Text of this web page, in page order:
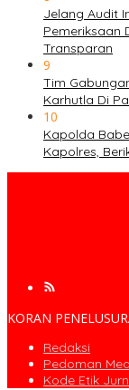
Jelang Audit
Pemeriksaan
Transparan
9
Tim
Karhutla Di
10
Kapolda
Kapolres,
KORAN
Redaksi
Pedoman
Kode Etik